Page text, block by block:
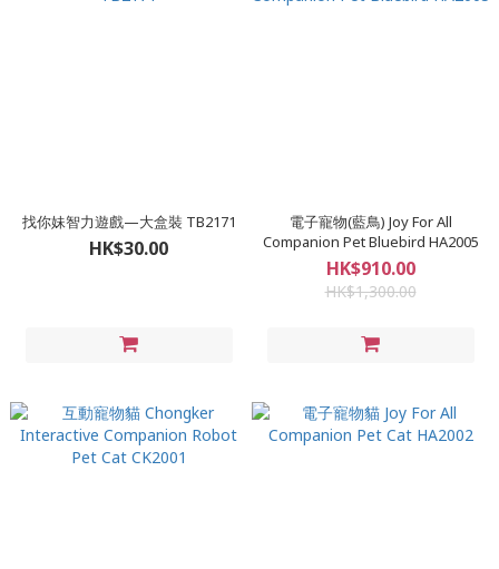
找你妹智力遊戲—大盒裝 TB2171
HK$30.00
電子寵物(藍鳥) Joy For All
Companion Pet Bluebird HA2005
HK$910.00
HK$1,300.00